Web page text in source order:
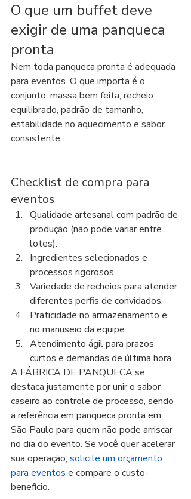
O que um buffet deve
exigir de uma panqueca
pronta
Nem toda panqueca pronta é adequada
para eventos. O que importa é o
conjunto: massa bem feita, recheio
equilibrado, padrão de tamanho,
estabilidade no aquecimento e sabor
consistente.
Checklist de compra para
eventos
Qualidade artesanal com padrão de
produção (não pode variar entre
lotes).
Ingredientes selecionados e
processos rigorosos.
Variedade de recheios para atender
diferentes perfis de convidados.
Praticidade no armazenamento e
no manuseio da equipe.
Atendimento ágil para prazos
curtos e demandas de última hora.
A FÁBRICA DE PANQUECA se
destaca justamente por unir o sabor
caseiro ao controle de processo, sendo
a referência em panqueca pronta em
São Paulo para quem não pode arriscar
no dia do evento. Se você quer acelerar
sua operação, solicite um orçamento
para eventos e compare o custo-
benefício.